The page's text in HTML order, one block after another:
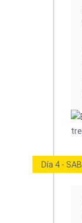
Día 4 - SAB.